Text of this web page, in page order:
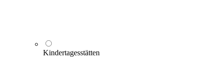
Kindertagesstätten